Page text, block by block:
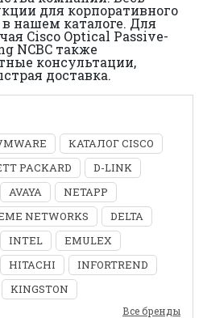
для корпоративного
нашем каталоге. Для
Cisco Optical Passive-
NCBC также
консультации,
доставка.
КАТАЛОГ CISCO
PACKARD
D-LINK
AVAYA
NETAPP
NETWORKS
DELTA
INTEL
EMULEX
HITACHI
INFORTREND
KINGSTON
Все бренды